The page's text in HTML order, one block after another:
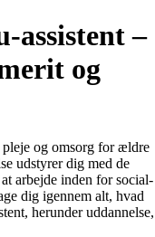
assistent –
og
pleje og omsorg for ældre
udstyrer dig med de
arbejde inden for social-
dig igennem alt, hvad
herunder uddannelse,